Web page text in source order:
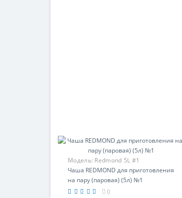
Модель: Redmond 5L #1
Чаша REDMOND для приготовления
на пару (паровая) (5л) №1
0